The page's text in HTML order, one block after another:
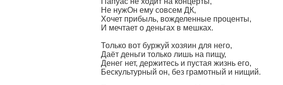
Не нужОн ему совсем ДК,
Хочет прибыль, вожделенные проценты,
И мечтает о деньгах в мешках.
Только вот буржуй хозяин для него,
Даёт деньги только лишь на пищу,
Денег нет, держитесь и пустая жизнь его,
Бескультурный он, без грамотный и нищий.